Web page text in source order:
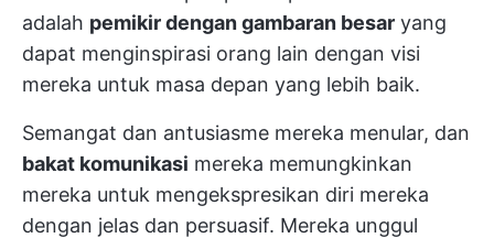
adalah pemikir dengan gambaran besar yang
dapat menginspirasi orang lain dengan visi
mereka untuk masa depan yang lebih baik.
Semangat dan antusiasme mereka menular, dan
bakat komunikasi mereka memungkinkan
mereka untuk mengekspresikan diri mereka
dengan jelas dan persuasif. Mereka unggul